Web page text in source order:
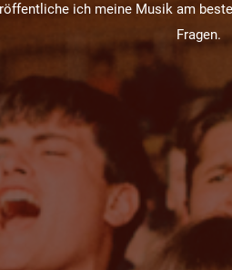
ich meine Musik am
Fragen.